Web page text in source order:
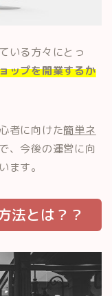
いる方々にとっ
ップを開業するか
者に向けた簡単ネ
、今後の運営に向
ます。
法とは？？